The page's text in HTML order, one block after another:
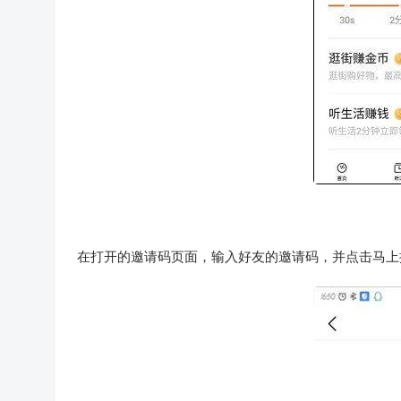
在打开的邀请码页面，输入好友的邀请码，并点击马